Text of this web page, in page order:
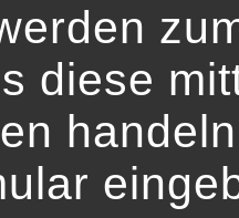
diese